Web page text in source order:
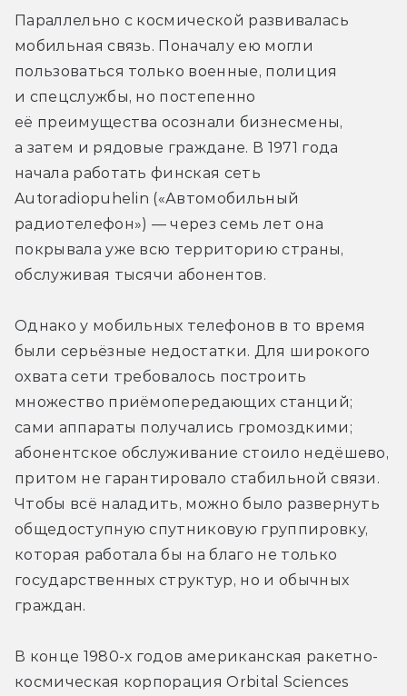
Параллельно с космической развивалась
мобильная связь. Поначалу ею могли
пользоваться только военные, полиция
и спецслужбы, но постепенно
её преимущества осознали бизнесмены,
а затем и рядовые граждане. В 1971 года
начала работать финская сеть
Autoradiopuhelin («Автомобильный
радиотелефон») — через семь лет она
покрывала уже всю территорию страны,
обслуживая тысячи абонентов.
Однако у мобильных телефонов в то время
были серьёзные недостатки. Для широкого
охвата сети требовалось построить
множество приёмопередающих станций;
сами аппараты получались громоздкими;
абонентское обслуживание стоило недёшево,
притом не гарантировало стабильной связи.
Чтобы всё наладить, можно было развернуть
общедоступную спутниковую группировку,
которая работала бы на благо не только
государственных структур, но и обычных
граждан.
В конце 1980-х годов американская ракетно-
космическая корпорация Orbital Sciences